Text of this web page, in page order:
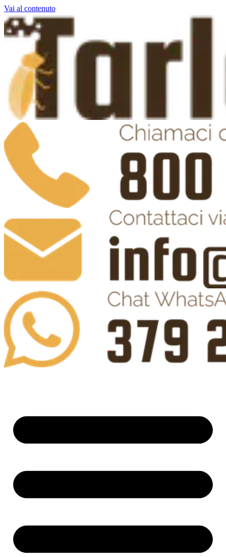
Vai al contenuto